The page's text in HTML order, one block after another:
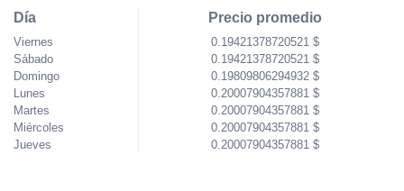
Día
Viernes
Sábado
Domingo
Lunes
Martes
Miércoles
Jueves
Precio promedio
0.19421378720521 $
0.19421378720521 $
0.19809806294932 $
0.20007904357881 $
0.20007904357881 $
0.20007904357881 $
0.20007904357881 $